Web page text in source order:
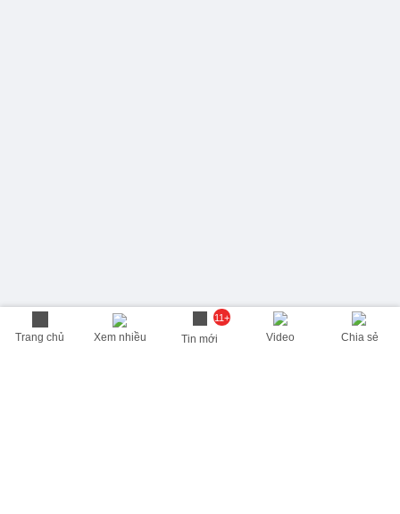
Trang chủ Xem nhiều
11+
Tin mới Video Chia sẻ